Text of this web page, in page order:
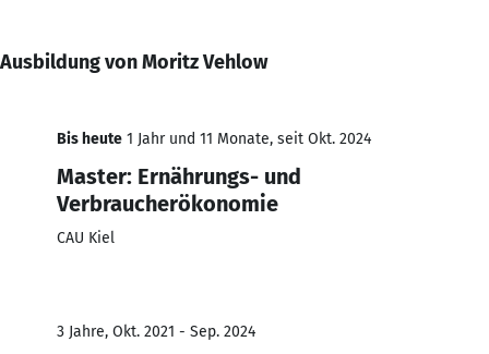
Ausbildung von Moritz Vehlow
Bis heute 1 Jahr und 11 Monate, seit Okt. 2024
Master: Ernährungs- und
Verbraucherökonomie
CAU Kiel
3 Jahre, Okt. 2021 - Sep. 2024